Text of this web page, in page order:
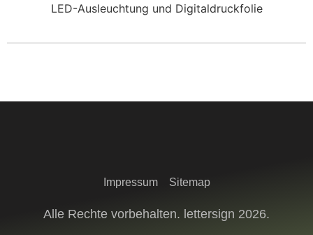
LED-Ausleuchtung und Digitaldruckfolie
Impressum Sitemap
Alle Rechte vorbehalten. lettersign 2026.